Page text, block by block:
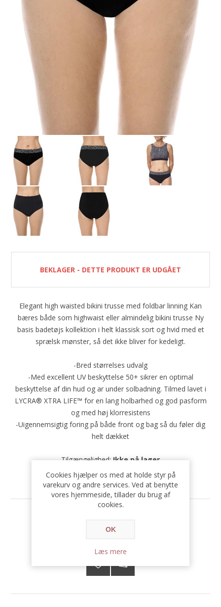
BEKLAGER - DETTE PRODUKT ER UDGÅET
Elegant high waisted bikini trusse med foldbar linning Kan
bæres både som highwaist eller almindelig bikini trusse Ny
basis badetøjs kollektion i helt klassisk sort og hvid med et
sprælsk mønster, så det ikke bliver for kedeligt.
-Bred størrelses udvalg
-Med excellent UV beskyttelse 50+ sikrer en optimal
beskyttelse af din hud og ar under solbadning. Tilmed lavet i
LYCRA® XTRA LIFE™ for en lang holbarhed og god pasform
og med høj klorresistens
-Uigennemsigtig foring på både front og bag så du føler dig
helt dækket
Tilgængelighed: Ikke på lager
SKU: 71660
Cookies hjælper os med at holde styr på
varekurv og andre services. Ved at benytte
vores hjemmeside, tillader du brug af
cookies.
OK
Læs mere